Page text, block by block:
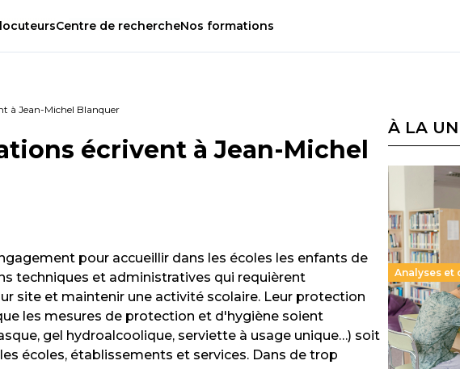
Centre de rechercheNos formations
à Jean-Michel Blanquer
écrivent à Jean-Michel
pour accueillir dans les écoles les enfants de
techniques et administratives qui requièrent
site et maintenir une activité scolaire. Leur protection
les mesures de protection et d'hygiène soient
gel hydroalcoolique, serviette à usage unique…) soit
écoles, établissements et services. Dans de trop
À LA
Analyses et
Supérieur
qui met à